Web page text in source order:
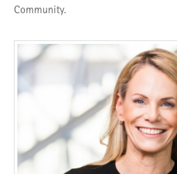
Community.